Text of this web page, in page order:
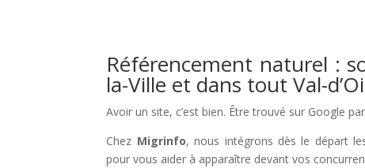
Référencement naturel :
la-Ville et dans tout Val-
Avoir un site, c’est bien. Être trouvé sur Google
Chez Migrinfo, nous intégrons dès le départ
pour vous aider à apparaître devant vos